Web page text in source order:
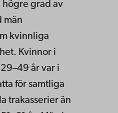
högre grad av
män
kvinnliga
Kvinnor i
år var i
för samtliga
trakasserier än